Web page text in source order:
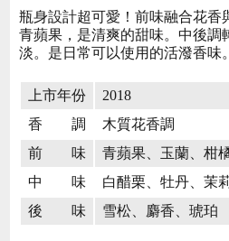
瓶身設計超可愛！前味融合花香
青蘋果，是清爽的甜味。中後調
淡。是日常可以使用的活潑香味。
上市年份
2018
香 調
木質花香調
前 味
青蘋果、玉蘭、柑
中 味
白醋栗、牡丹、茉
後 味
雪松、麝香、琥珀